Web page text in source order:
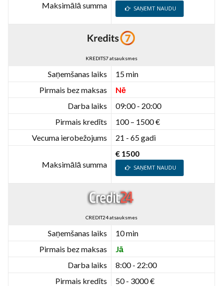
Maksimālā summa SAŅEMT NAUDU
KREDITS7 atsauksmes
Saņemšanas laiks
15 min
Pirmais bez maksas
Nē
Darba laiks
09:00 - 20:00
Pirmais kredīts
100 – 1500 €
Vecuma ierobežojums
21 - 65 gadi
Maksimālā summa
€ 1500
SAŅEMT NAUDU
CREDIT24 atsauksmes
Saņemšanas laiks
10 min
Pirmais bez maksas
Jā
Darba laiks
8:00 - 22:00
Pirmais kredīts
50 - 3000 €